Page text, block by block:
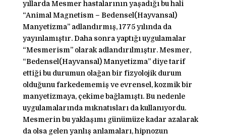
yıllarda Mesmer hastalarının yaşadığı bu hali
“Animal Magnetism – Bedensel(Hayvansal)
Manyetizma” adlandırmış, 1775 yılında da
yayınlamıştır. Daha sonra yaptığı uygulamalar
“Mesmerism” olarak adlandırılmıştır. Mesmer,
“Bedensel(Hayvansal) Manyetizma” diye tarif
ettiği bu durumun olağan bir fizyolojik durum
olduğunu farkedememiş ve evrensel, kozmik bir
manyetizmaya, çekime bağlamıştı. Bu nedenle
uygulamalarında mıknatısları da kullanıyordu.
Mesmerin bu yaklaşımı günümüze kadar azalarak
da olsa gelen yanlış anlamaları, hipnozun